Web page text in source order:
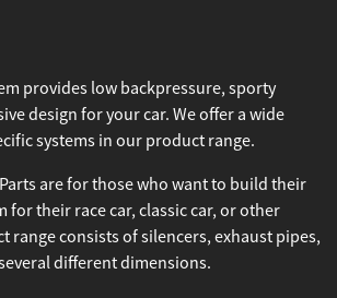
provides low backpressure, sporty
design for your car. We offer a wide
systems in our product range.
are for those who want to build their
for their race car, classic car, or other
range consists of silencers, exhaust pipes,
different dimensions.